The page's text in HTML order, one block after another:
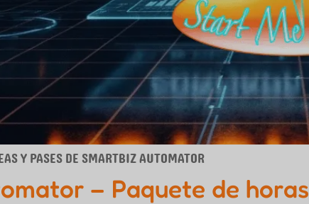
Y PASES DE SMARTBIZ AUTOMATOR
– Paquete de horas